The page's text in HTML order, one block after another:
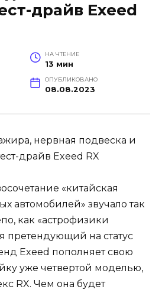
драйв Exeed
НА ЧТЕНИЕ
13 мин
ОПУБЛИКОВАНО
08.08.2023
«китайская
автомобилей» звучало так
как «астрофизики
претендующий на статус
Exeed пополняет свою
уже четвертой моделью,
RX. Чем она будет